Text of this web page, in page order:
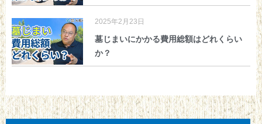
墓じまいにかかる費用総額はどれくらい
か？
2025年2月23日